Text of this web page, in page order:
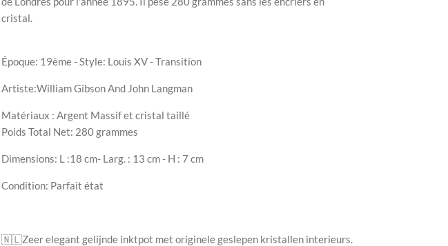
cristal.
Époque: 19ème - Style: Louis XV - Transition
Artiste:William Gibson And John Langman
Matériaux : Argent Massif et cristal taillé
Poids Total Net: 280grammes
Dimensions: L :18 cm- Larg. : 13 cm - H : 7 cm
Condition: Parfait état
🇳🇱Zeer elegant gelijnde inktpot met originele geslepen kristallen interieurs.